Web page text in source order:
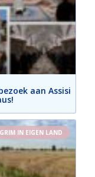
aan Assisi
IN EIGEN LAND